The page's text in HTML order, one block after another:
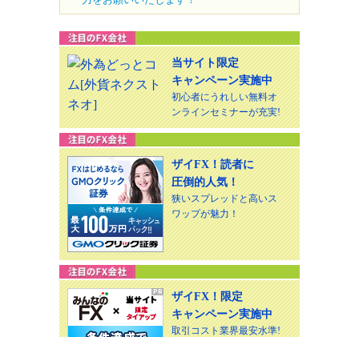
当サイト限定
キャンペーン実施中
初心者にうれしい無料オ
ンラインセミナーが充実!
ザイFX！読者に
圧倒的人気！
狭いスプレッドと高いス
ワップが魅力！
ザイFX！限定
キャンペーン実施中
取引コスト業界最安水準!